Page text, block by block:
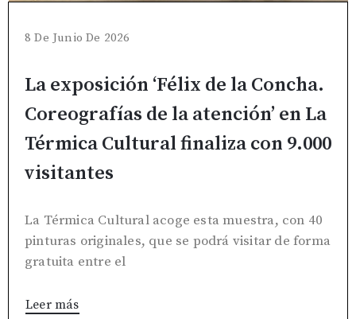
8 De Junio De 2026
La exposición ‘Félix de la Concha.
Coreografías de la atención’ en La
Térmica Cultural finaliza con 9.000
visitantes
La Térmica Cultural acoge esta muestra, con 40
pinturas originales, que se podrá visitar de forma
gratuita entre el
Leer más